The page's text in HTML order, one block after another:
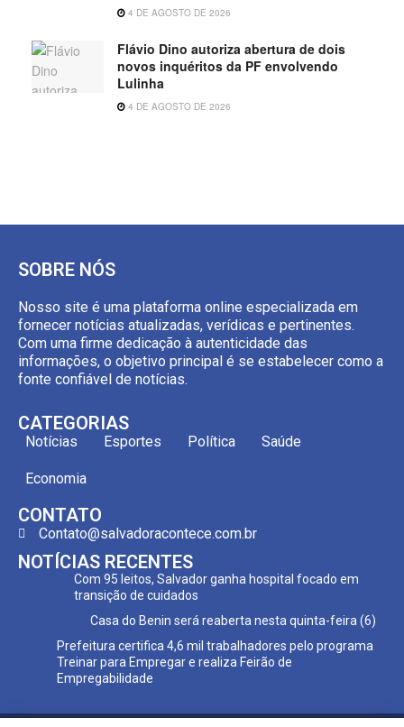
4 DE AGOSTO DE 2026
Flávio Dino autoriza abertura de dois
novos inquéritos da PF envolvendo
Lulinha
4 DE AGOSTO DE 2026
SOBRE NÓS
Nosso site é uma plataforma online especializada em
fornecer notícias atualizadas, verídicas e pertinentes.
Com uma firme dedicação à autenticidade das
informações, o objetivo principal é se estabelecer como a
fonte confiável de notícias.
CATEGORIAS
Notícias Esportes Política Saúde
Economia
CONTATO
Contato@salvadoracontece.com.br
NOTÍCIAS RECENTES
Com 95 leitos, Salvador ganha hospital focado em
transição de cuidados
Casa do Benin será reaberta nesta quinta-feira (6)
Prefeitura certifica 4,6 mil trabalhadores pelo programa
Treinar para Empregar e realiza Feirão de
Empregabilidade